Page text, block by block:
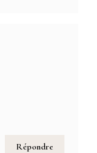
Répondre